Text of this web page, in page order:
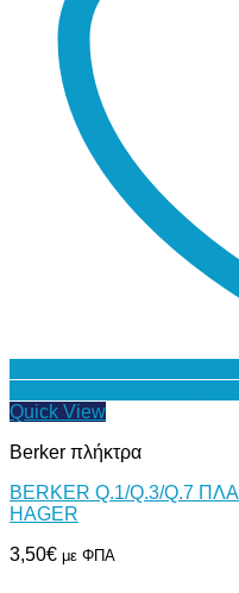
Quick View
Berker πλήκτρα
BERKER Q.1/Q.3/Q.7
HAGER
3,50€ με ΦΠΑ